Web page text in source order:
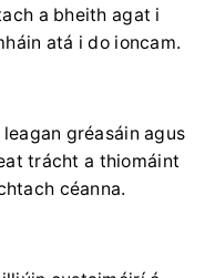
a bheith agat i
atá i do ioncam.
gréasáin agus
trácht a thiomáint
céanna.